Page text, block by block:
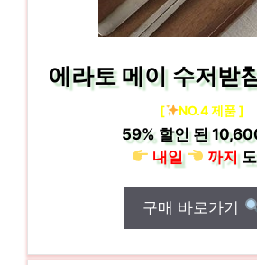
에라토 메이 수저받
[ NO.4 제품 ]
59%할인 된
내일
까지
구매 바로가기